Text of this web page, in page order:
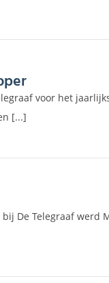
voor het
[...]
De Telegraaf werd